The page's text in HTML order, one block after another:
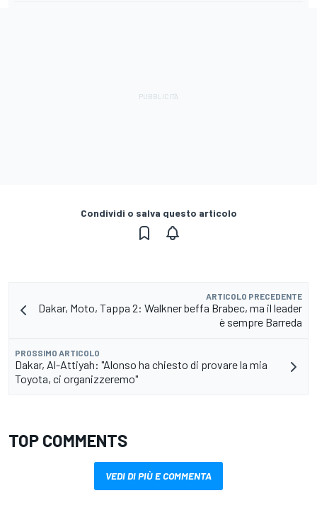
Condividi o salva questo articolo
ARTICOLO PRECEDENTE
Dakar, Moto, Tappa 2: Walkner beffa Brabec, ma il leader
è sempre Barreda
PROSSIMO ARTICOLO
Dakar, Al-Attiyah: "Alonso ha chiesto di provare la mia
Toyota, ci organizzeremo"
TOP COMMENTS
VEDI DI PIÙ E COMMENTA